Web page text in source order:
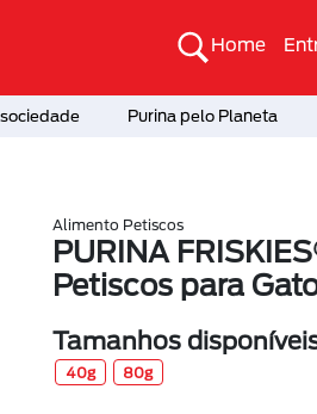
Home
Purina pelo Planeta
Alimento Petiscos
PURINA
Petiscos para
Tamanhos
40g 80g